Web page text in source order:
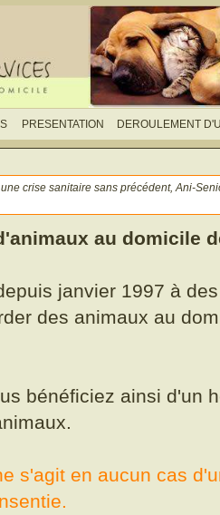
Nous envoyer votre photo
gardes
PRESENTATION DEROULEMENT
crise sanitaire sans précédent, Ani-
au domicile
janvier 1997 à
des animaux au
bénéficiez ainsi d'un
s'agit en aucun cas